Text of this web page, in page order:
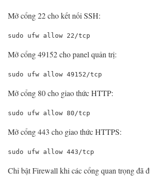
Mở cổng 22 cho kết nối SSH:
sudo ufw allow 22/tcp
Mở cổng 49152 cho panel quản trị:
sudo ufw allow 49152/tcp
Mở cổng 80 cho giao thức HTTP:
sudo ufw allow 80/tcp
Mở cổng 443 cho giao thức HTTPS:
sudo ufw allow 443/tcp
Chỉ bật Firewall khi các cổng quan trọng đã